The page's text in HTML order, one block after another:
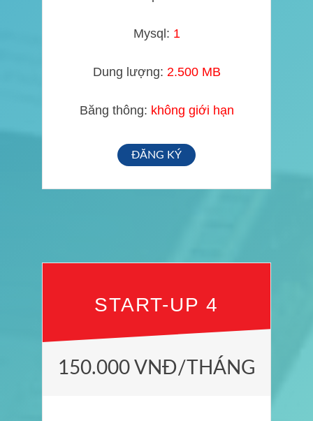
Mysql: 1
Dung lượng: 2.500 MB
Băng thông: không giới hạn
ĐĂNG KÝ
START-UP 4
150.000 VNĐ/THÁNG